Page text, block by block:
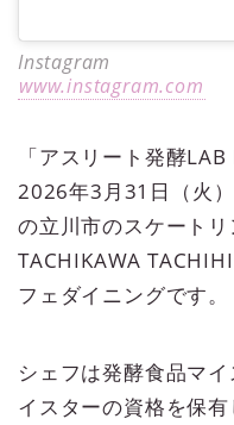
Instagram
www.instagram.com
「アスリート発酵
2026年3月31日（火
の立川市のスケート
TACHIKAWA
フェダイニングです。
シェフは発酵食品マ
イスターの資格を保